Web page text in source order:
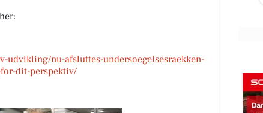
udvikling/nu-afsluttes-undersoegelsesraekken-
dit-perspektiv/